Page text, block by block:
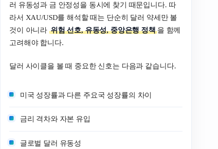
러 유동성과 금 안정성을 동시에 찾기 때문입니다. 따
라서 XAU/USD를 해석할 때는 단순히 달러 약세만 볼
것이 아니라 위험 선호, 유동성, 중앙은행 정책을 함께
고려해야 합니다.
달러 사이클을 볼 때 중요한 신호는 다음과 같습니다.
미국 성장률과 다른 주요국 성장률의 차이
금리 격차와 자본 유입
글로벌 달러 유동성